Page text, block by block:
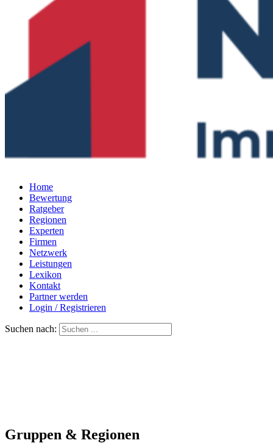
Home
Bewertung
Ratgeber
Regionen
Experten
Firmen
Netzwerk
Leistungen
Lexikon
Kontakt
Partner werden
Login / Registrieren
Suchen nach:
Gruppen & Regionen